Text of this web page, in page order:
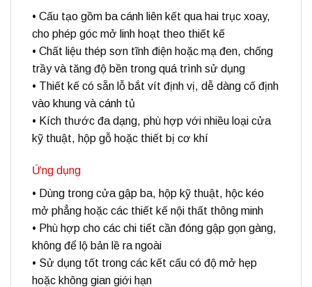
• Cấu tạo gồm ba cánh liên kết qua hai trục xoay,
cho phép góc mở linh hoạt theo thiết kế
• Chất liệu thép sơn tĩnh điện hoặc mạ đen, chống
trầy và tăng độ bền trong quá trình sử dụng
• Thiết kế có sẵn lỗ bắt vít định vị, dễ dàng cố định
vào khung và cánh tủ
• Kích thước đa dạng, phù hợp với nhiều loại cửa
kỹ thuật, hộp gỗ hoặc thiết bị cơ khí
Ứng dụng
• Dùng trong cửa gập ba, hộp kỹ thuật, hộc kéo
mở phẳng hoặc các thiết kế nội thất thông minh
• Phù hợp cho các chi tiết cần đóng gập gọn gàng,
không để lộ bản lề ra ngoài
• Sử dụng tốt trong các kết cấu có độ mở hẹp
hoặc không gian giới hạn